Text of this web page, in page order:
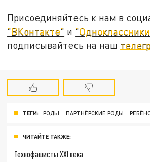
Присоединяйтесь к нам в
"ВКонтакте" и
подписывайтесь на наш
ТЕГИ: РОДЫ ПАРТНЁРСКИЕ РОДЫ
ЧИТАЙТЕ ТАКЖЕ:
Технофашисты XXI века